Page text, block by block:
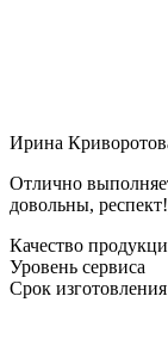
Ирина
Отлично
довольны,
Качество
Уровень сервиса
Срок изготовления